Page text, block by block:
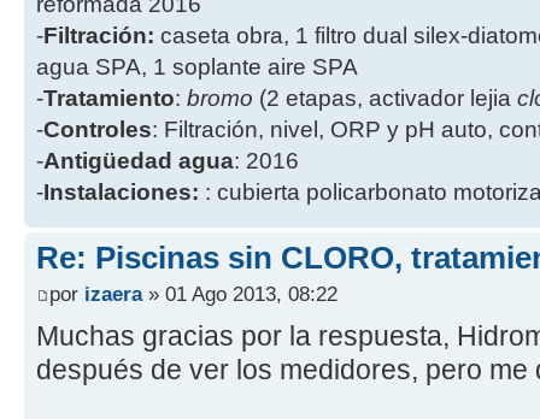
-Filtración: caseta obra, 1 filtro dual silex-
agua SPA, 1 soplante aire SPA
-Tratamiento: bromo (2 etapas, activador lejia
-Controles: Filtración, nivel, ORP y pH auto,
-Antigüedad agua: 2016
-Instalaciones: : cubierta policarbonato
Re: Piscinas sin CLORO,
por izaera» 01 Ago 2013, 08:22
Muchas gracias por la respuesta,
después de ver los medidores, pero me